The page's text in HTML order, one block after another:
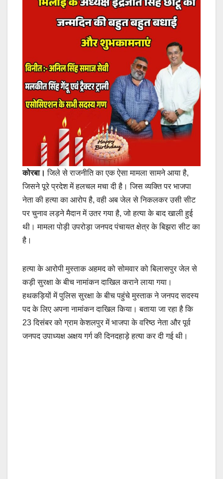
कोरबा। जिले से राजनीति का एक ऐसा मामला सामने आया है,
जिसने पूरे प्रदेश में हलचल मचा दी है। जिस व्यक्ति पर भाजपा
नेता की हत्या का आरोप है, वही अब जेल से निकलकर उसी सीट
पर चुनाव लड़ने मैदान में उतर गया है, जो हत्या के बाद खाली हुई
थी। मामला पोड़ी उपरोड़ा जनपद पंचायत क्षेत्र के बिझरा सीट का
है।
हत्या के आरोपी मुस्ताक अहमद को सोमवार को बिलासपुर जेल से
कड़ी सुरक्षा के बीच नामांकन दाखिल कराने लाया गया।
हथकड़ियों में पुलिस सुरक्षा के बीच पहुंचे मुस्ताक ने जनपद सदस्य
पद के लिए अपना नामांकन दाखिल किया। बताया जा रहा है कि
23 दिसंबर को ग्राम केशलपुर में भाजपा के वरिष्ठ नेता और पूर्व
जनपद उपाध्यक्ष अक्षय गर्ग की दिनदहाड़े हत्या कर दी गई थी।